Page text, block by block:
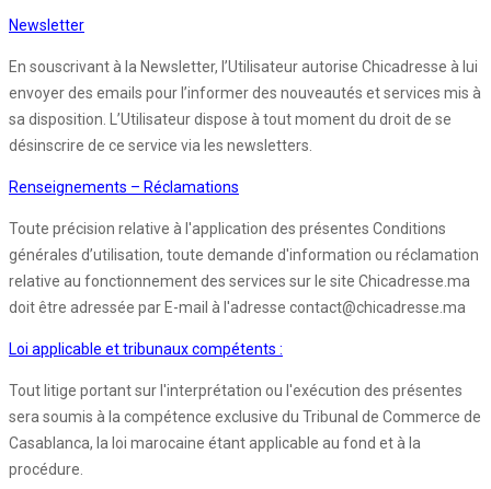
Newsletter
En souscrivant à la Newsletter, l’Utilisateur autorise Chicadresse à lui
envoyer des emails pour l’informer des nouveautés et services mis à
sa disposition. L’Utilisateur dispose à tout moment du droit de se
désinscrire de ce service via les newsletters.
Renseignements – Réclamations
Toute précision relative à l'application des présentes Conditions
générales d’utilisation, toute demande d'information ou réclamation
relative au fonctionnement des services sur le site Chicadresse.ma
doit être adressée par E-mail à l'adresse contact@chicadresse.ma
Loi applicable et tribunaux compétents :
Tout litige portant sur l'interprétation ou l'exécution des présentes
sera soumis à la compétence exclusive du Tribunal de Commerce de
Casablanca, la loi marocaine étant applicable au fond et à la
procédure.